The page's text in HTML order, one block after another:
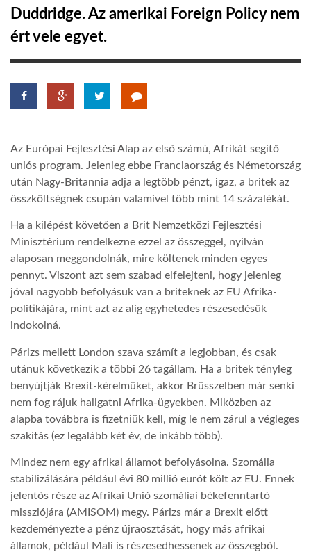
LATIMO.HU
GLOBOBOOK
Duddridge. Az amerikai Foreign Policy nem
ért vele egyet.
Az Európai Fejlesztési Alap az első számú, Afrikát segítő
uniós program. Jelenleg ebbe Franciaország és Németország
után Nagy-Britannia adja a legtöbb pénzt, igaz, a britek az
összköltségnek csupán valamivel több mint 14 százalékát.
Ha a kilépést követően a Brit Nemzetközi Fejlesztési
Minisztérium rendelkezne ezzel az összeggel, nyilván
alaposan meggondolnák, mire költenek minden egyes
pennyt. Viszont azt sem szabad elfelejteni, hogy jelenleg
jóval nagyobb befolyásuk van a briteknek az EU Afrika-
politikájára, mint azt az alig egyhetedes részesedésük
indokolná.
Párizs mellett London szava számít a legjobban, és csak
utánuk következik a többi 26 tagállam. Ha a britek tényleg
benyújtják Brexit-kérelmüket, akkor Brüsszelben már senki
nem fog rájuk hallgatni Afrika-ügyekben. Miközben az
alapba továbbra is fizetniük kell, míg le nem zárul a végleges
szakítás (ez legalább két év, de inkább több).
Mindez nem egy afrikai államot befolyásolna. Szomália
stabilizálására például évi 80 millió eurót költ az EU. Ennek
jelentős része az Afrikai Unió szomáliai békefenntartó
missziójára (AMISOM) megy. Párizs már a Brexit előtt
kezdeményezte a pénz újraosztását, hogy más afrikai
államok, például Mali is részesedhessenek az összegből.